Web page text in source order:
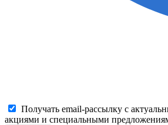
Получать email-рассылку с
акциями и специальными